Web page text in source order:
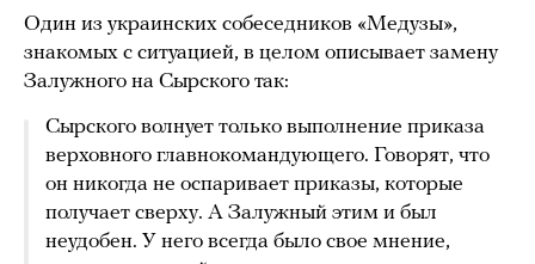
Один из украинских собеседников «Медузы»,
знакомых с ситуацией, в целом описывает замену
Залужного на Сырского так:
Сырского волнует только выполнение приказа
верховного главнокомандующего. Говорят, что
он никогда не оспаривает приказы, которые
получает сверху. А Залужный этим и был
неудобен. У него всегда было свое мнение,